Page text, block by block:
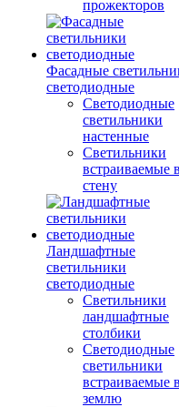
прожекторов
Фасадные
светодиодные
Светодиодные
светильники
настенные
Светильники
встраиваемые в
стену
Ландшафтные
светильники
светодиодные
Светильники
ландшафтные
столбики
Светодиодные
светильники
встраиваемые в
землю